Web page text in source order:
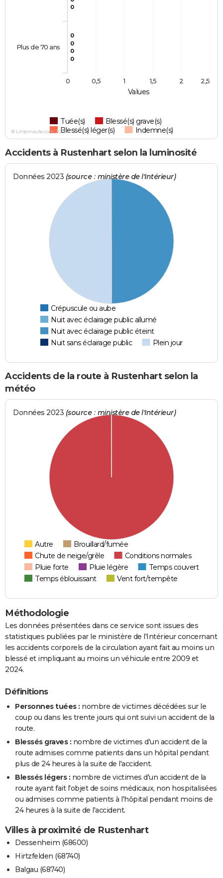
Values
0
0
0
0
0
Tuée(s)
Blessé(s) grave(s)
Blessé(s) léger(s)
Indemne(s)
Plus de 70 ans
0 0,5 1 1,5 2 2,5
© Linternaute.com 2026
Accidents à Rustenhart selon la luminosité
Données 2023 (source : ministère de l'Intérieur)
Crépuscule ou aube
Nuit avec éclairage public allumé
Nuit avec éclairage public éteint
Nuit sans éclairage public
Plein jour
Accidents de la route à Rustenhart selon la
météo
Données 2023 (source : ministère de l'Intérieur)
Autre
Brouillard/fumée
Chute de neige/grêle
Conditions normales
Pluie forte
Pluie légère
Temps couvert
Temps éblouissant
Vent fort/tempête
Méthodologie
Les données présentées dans ce service sont issues des
statistiques publiées par le ministère de l'Intérieur concernant
les accidents corporels de la circulation ayant fait au moins un
blessé et impliquant au moins un véhicule entre 2009 et
2024.
Définitions
Personnes tuées : nombre de victimes décédées sur le
coup ou dans les trente jours qui ont suivi un accident de la
route.
Blessés graves : nombre de victimes d'un accident de la
route admises comme patients dans un hôpital pendant
plus de 24 heures à la suite de l'accident.
Blessés légers : nombre de victimes d'un accident de la
route ayant fait l'objet de soins médicaux, non hospitalisées
ou admises comme patients à l'hôpital pendant moins de
24 heures à la suite de l'accident.
Villes à proximité de Rustenhart
Dessenheim (68600)
Hirtzfelden (68740)
Balgau (68740)